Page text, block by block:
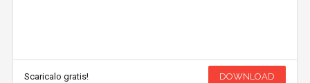
Scaricalo gratis! DOWNLOAD